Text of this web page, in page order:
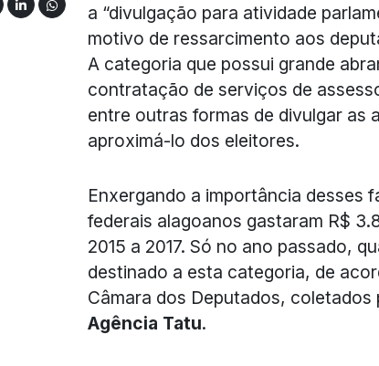
a “divulgação para atividade
motivo de ressarcimento aos
A categoria que possui grande
contratação de serviços de
entre outras formas de divulgar as
aproximá-lo dos eleitores.
Enxergando a importância desses
federais alagoanos gastaram R$
2015 a 2017. Só no ano passado,
destinado a esta categoria, de
Câmara dos Deputados, coletados
Agência Tatu.